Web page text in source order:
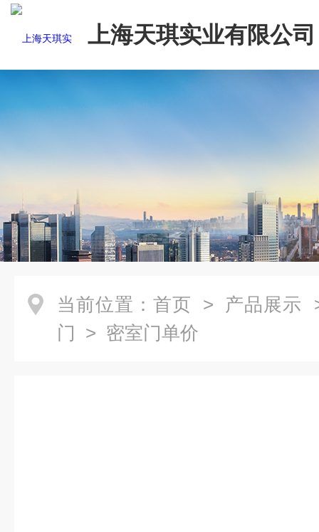
上海天琪实业有限公司
当前位置： 首页 > 产品展示
门 > 密室门单价